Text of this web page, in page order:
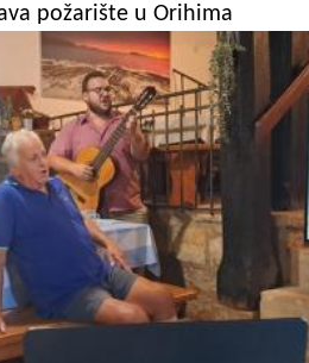
požarište u Orihima